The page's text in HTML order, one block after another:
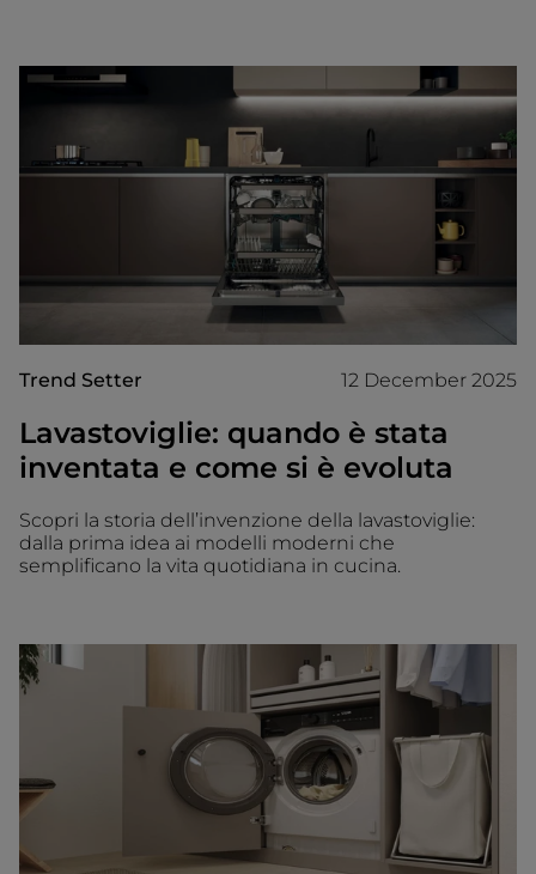
Trend Setter 12 December 2025
Lavastoviglie: quando è stata
inventata e come si è evoluta
Scopri la storia dell’invenzione della lavastoviglie:
dalla prima idea ai modelli moderni che
semplificano la vita quotidiana in cucina.